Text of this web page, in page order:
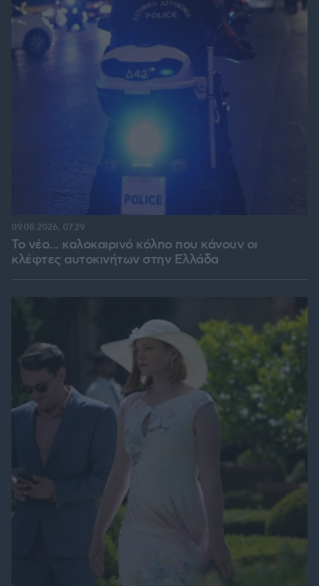
Το νέο... καλοκαιρινό κόλπο που κάνουν οι
κλέφτες αυτοκινήτων στην Ελλάδα
09.08.2026, 07:29